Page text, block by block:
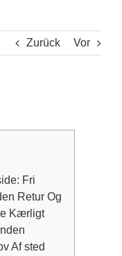
Zurück Vor
Fri
Retur Og
Kærligt
Af sted